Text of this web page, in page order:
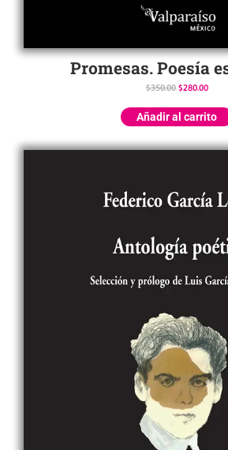
Promesas. Poesía
$350.00 $280.00
Añadir al carrito